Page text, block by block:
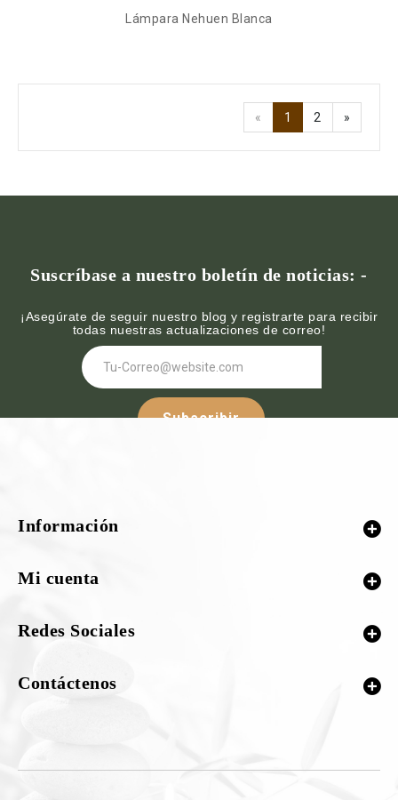
Lámpara Nehuen Blanca
« 1 2 »
Suscríbase a nuestro boletín de noticias: -
¡Asegúrate de seguir nuestro blog y registrarte para recibir
todas nuestras actualizaciones de correo!
Subscribir
Información
Mi cuenta
Redes Sociales
Contáctenos